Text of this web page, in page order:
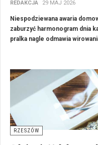
REDAKCJA 29 MAJ 2026
Niespodziewana awaria
zaburzyć harmonogram dnia
pralka nagle odmawia
urządzeń, warto powierzyć
zdiagnozują usterkę.
RZESZÓW